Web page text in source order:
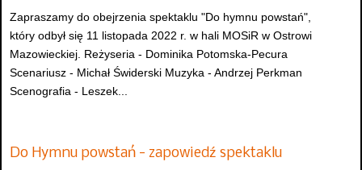
Zapraszamy do obejrzenia spektaklu "Do hymnu powstań",
który odbył się 11 listopada 2022 r. w hali MOSiR w Ostrowi
Mazowieckiej. Reżyseria - Dominika Potomska-Pecura
Scenariusz - Michał Świderski Muzyka - Andrzej Perkman
Scenografia - Leszek...
Do Hymnu powstań - zapowiedź spektaklu